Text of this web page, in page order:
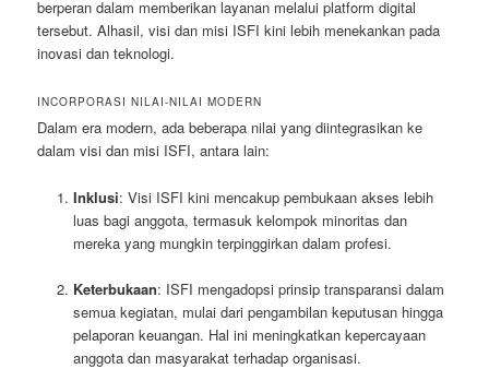
berperan dalam memberikan layanan melalui platform digital
tersebut. Alhasil, visi dan misi ISFI kini lebih menekankan pada
inovasi dan teknologi.
INCORPORASI NILAI-NILAI MODERN
Dalam era modern, ada beberapa nilai yang diintegrasikan ke
dalam visi dan misi ISFI, antara lain:
Inklusi: Visi ISFI kini mencakup pembukaan akses lebih
luas bagi anggota, termasuk kelompok minoritas dan
mereka yang mungkin terpinggirkan dalam profesi.
Keterbukaan: ISFI mengadopsi prinsip transparansi dalam
semua kegiatan, mulai dari pengambilan keputusan hingga
pelaporan keuangan. Hal ini meningkatkan kepercayaan
anggota dan masyarakat terhadap organisasi.